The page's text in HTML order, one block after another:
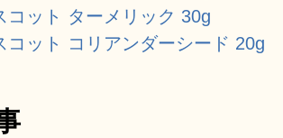
コット ターメリック 30g
コット コリアンダーシード 20g